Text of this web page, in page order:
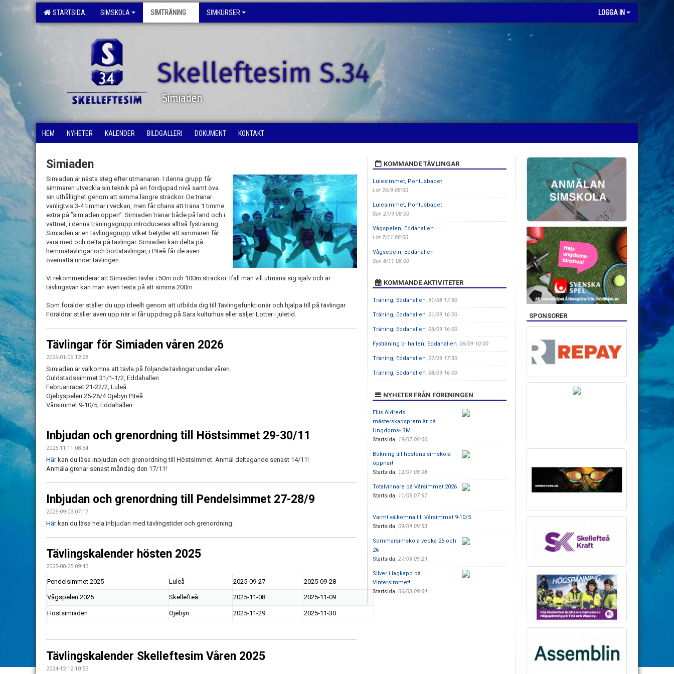
STARTSIDA SIMSKOLA SIMTRÄNING SIMKURSER LOGGA IN
Skelleftesim S.34
Simiaden
HEM NYHETER KALENDER BILDGALLERI DOKUMENT KONTAKT
Simiaden
Simiaden är nästa steg efter utmanaren. I denna grupp får
simmaren utveckla sin teknik på en fördjupad nivå samt öva
sin uthållighet genom att simma längre sträckor. De tränar
vanligtvis 3-4 timmar i veckan, men får chans att träna 1 timme
extra på ”simiaden öppen”. Simiaden tränar både på land och i
vattnet, i denna träningsgrupp introduceras alltså fysträning.
Simiaden är en tävlingsgrupp vilket betyder att simmaren får
vara med och delta på tävlingar. Simiaden kan delta på
hemmatävlingar och bortatävlingar, i Piteå får de även
övernatta under tävlingen.
Vi rekommenderar att Simiaden tävlar i 50m och 100m sträckor. Ifall man vill utmana sig själv och är
tävlingsvan kan man även testa på att simma 200m.
Som förälder ställer du upp ideellt genom att utbilda dig till Tävlingsfunktionär och hjälpa till på tävlingar.
Föräldrar ställer även upp när vi får uppdrag på Sara kulturhus eller säljer Lotter i juletid.
Tävlingar för Simiaden våren 2026
2026-01-06 12:28
Simiaden är välkomna att tävla på följande tävlingar under våren.
Guldstadssimmet 31/1-1/2, Eddahallen
Februariracet 21-22/2, Luleå
Öjebyspelen 25-26/4 Öjebyn Piteå
Vårsimmet 9-10/5, Eddahallen
Inbjudan och grenordning till Höstsimmet 29-30/11
2025-11-11 08:54
Här kan du läsa inbjudan och grenordning till Höstsimmet. Anmäl deltagande senast 14/11!
Anmäla grenar senast måndag den 17/11!
Inbjudan och grenordning till Pendelsimmet 27-28/9
2025-09-03 07:17
Här kan du läsa hela inbjudan med tävlingstider och grenordning.
Tävlingskalender hösten 2025
2025-08-25 09:43
Pendelsimmet 2025 Luleå 2025-09-27 2025-09-28
Vågspelen 2025 Skellefteå 2025-11-08 2025-11-09
Höstsimiaden Öjebyn 2025-11-29 2025-11-30
Tävlingskalender Skelleftesim Våren 2025
2024-12-12 10:53
KOMMANDE TÄVLINGAR
Lulesimmet, Pontusbadet
Lör 26/9 08:00
Lulesimmet, Pontusbadet
Sön 27/9 08:00
Vågspelen, Eddahallen
Lör 7/11 08:00
Vågsepeln, Eddahallen
Sön 8/11 08:00
KOMMANDE AKTIVITETER
Träning, Eddahallen, 31/08 17:30
Träning, Eddahallen, 01/09 16:00
Träning, Eddahallen, 03/09 16:00
Fysträning b- hallen, Eddahallen, 06/09 10:00
Träning, Eddahallen, 07/09 17:30
Träning, Eddahallen, 08/09 16:00
NYHETER FRÅN FÖRENINGEN
Ellis Aldreds
mästerskapspremiär på
Ungdoms- SM
Startsida, 19/07 08:00
Bokning till höstens simskola
öppnar!
Startsida, 12/07 08:08
Totalvinnare på Vårsimmet 2026
Startsida, 11/05 07:57
Varmt välkomna till Vårsimmet 9-10/5
Startsida, 09/04 09:53
Sommarsimskola vecka 25 och
26
Startsida, 27/03 09:29
Silver i lagkapp på
Vintersimmet!
Startsida, 06/03 09:04
SPONSORER